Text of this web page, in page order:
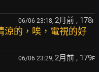
06/06 23:18, 2月前 , 178F
涼的，唉，電視的好
06/06 23:29, 2月前 , 179F